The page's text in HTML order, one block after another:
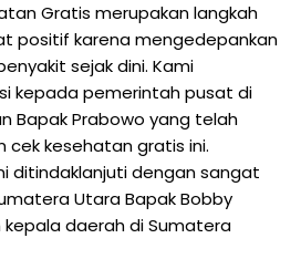
Gratis merupakan langkah
positif karena mengedepankan
sejak dini. Kami
kepada pemerintah pusat di
Bapak Prabowo yang telah
kesehatan gratis ini.
ditindaklanjuti dengan sangat
Utara Bapak Bobby
kepala daerah di Sumatera